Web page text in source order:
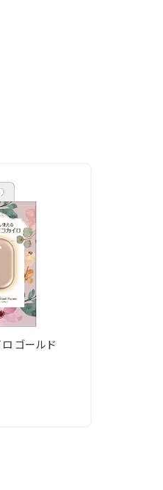
ロ ゴールド